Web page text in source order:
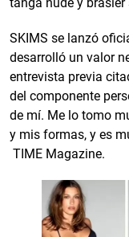
SKIMS se lanzó
desarrolló un valor
entrevista previa
del componente
de mí. Me lo tomo
y mis formas, y es
TIME Magazine.